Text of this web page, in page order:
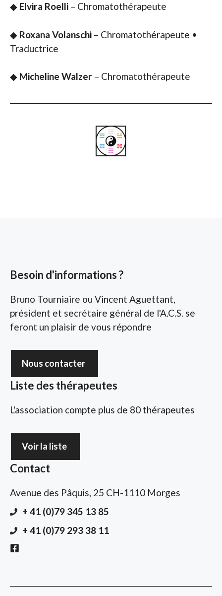
◆ Elvira Roelli – Chromatothérapeute
◆ Roxana Volanschi – Chromatothérapeute •
Traductrice
◆ Micheline Walzer – Chromatothérapeute
Besoin d'informations ?
Bruno Tourniaire ou Vincent Aguettant,
président et secrétaire général de l'A.C.S. se
feront un plaisir de vous répondre
Nous contacter
Liste des thérapeutes
L'association compte plus de 80 thérapeutes
Voir la liste
Contact
Avenue des Pâquis, 25 CH-1110 Morges
+ 41 (0)79 345 13 85
+ 41 (0)79 293 38 11